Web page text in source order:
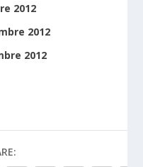
2012
2012
2012